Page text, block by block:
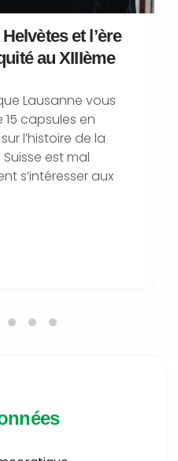
et l’ère
au XIIIème
Lausanne vous
capsules en
l’histoire de la
Suisse est mal
s’intéresser aux